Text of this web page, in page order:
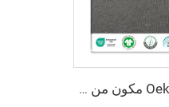
نسيج جيرسي واحد معتمد من Oeko-Tex مكون من 69% بامبو و31% سورونا، مقاوم للبكتيريا وخفيف الوزن، لملابس النساء والأطفال